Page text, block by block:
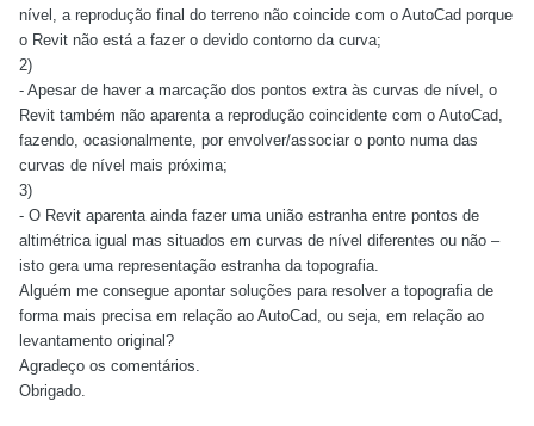
nível, a reprodução final do terreno não coincide com o AutoCad porque
o Revit não está a fazer o devido contorno da curva;
2)
- Apesar de haver a marcação dos pontos extra às curvas de nível, o
Revit também não aparenta a reprodução coincidente com o AutoCad,
fazendo, ocasionalmente, por envolver/associar o ponto numa das
curvas de nível mais próxima;
3)
- O Revit aparenta ainda fazer uma união estranha entre pontos de
altimétrica igual mas situados em curvas de nível diferentes ou não –
isto gera uma representação estranha da topografia.
Alguém me consegue apontar soluções para resolver a topografia de
forma mais precisa em relação ao AutoCad, ou seja, em relação ao
levantamento original?
Agradeço os comentários.
Obrigado.